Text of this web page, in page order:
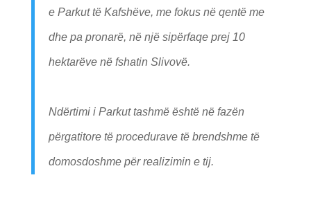
e Parkut të Kafshëve, me fokus në qentë me
dhe pa pronarë, në një sipërfaqe prej 10
hektarëve në fshatin Slivovë.
Ndërtimi i Parkut tashmë është në fazën
përgatitore të procedurave të brendshme të
domosdoshme për realizimin e tij.